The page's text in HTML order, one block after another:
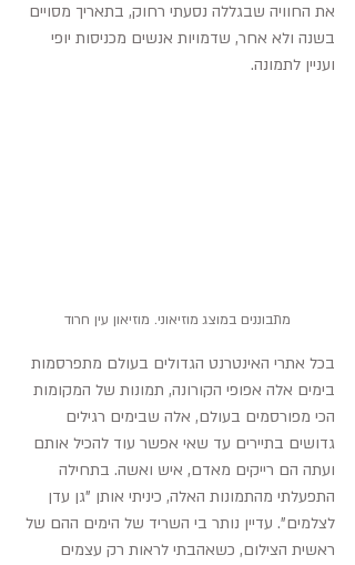
את החוויה שבגללה נסעתי רחוק, בתאריך מסויים
בשנה ולא אחר, שדמויות אנשים מכניסות יופי
ועניין לתמונה.
מתבוננים במוצג מוזיאוני. מוזיאון עין חרוד
בכל אתרי האינטרנט הגדולים בעולם מתפרסמות
בימים אלה אפופי הקורונה, תמונות של המקומות
הכי מפורסמים בעולם, אלה שבימים רגילים
גדושים בתיירים עד שאי אפשר עוד להכיל אותם
ועתה הם רייקים מאדם, איש ואשה. בתחילה
התפעלתי מהתמונות האלה, כיניתי אותן "גן עדן
לצלמים". עדיין נותר בי השריד של הימים ההם של
ראשית הצילום, כשאהבתי לראות רק עצמים